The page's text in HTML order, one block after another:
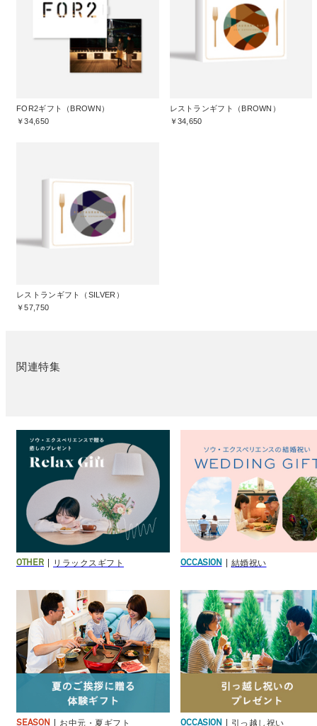
FOR2ギフト（BROWN）
￥34,650
レストランギフト（BROWN）
￥34,650
レストランギフト（SILVER）
￥57,750
関連特集
OTHER リラックスギフト OCCASION 結婚祝い
SEASON お中元・夏ギフト OCCASION 引っ越し祝い